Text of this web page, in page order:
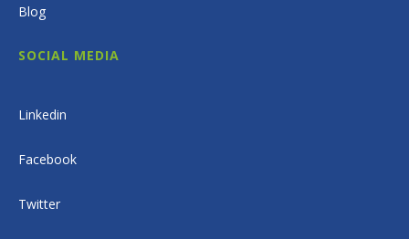
Blog
SOCIAL MEDIA
Linkedin
Facebook
Twitter